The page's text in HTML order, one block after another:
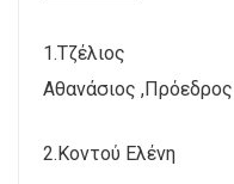
1.Τζέλιος
Αθανάσιος ,Πρόεδρος
2.Κοντού Ελένη